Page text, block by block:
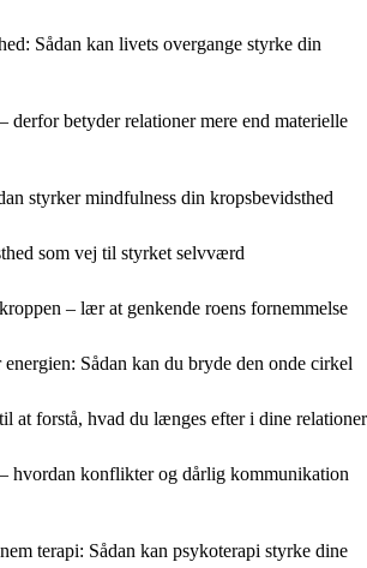
Sådan kan livets overgange styrke din
derfor betyder relationer mere end materielle
styrker mindfulness din kropsbevidsthed
som vej til styrket selvværd
– lær at genkende roens fornemmelse
Sådan kan du bryde den onde cirkel
at forstå, hvad du længes efter i dine relationer
hvordan konflikter og dårlig kommunikation
terapi: Sådan kan psykoterapi styrke dine